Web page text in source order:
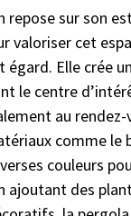
repose sur son
valoriser cet
égard. Elle crée
le centre
au rendez-
comme le
couleurs
ajoutant des